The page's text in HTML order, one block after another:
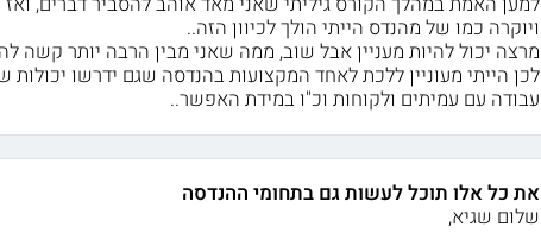
ויוקרה כמו של מהנדס הייתי הולך לכיוון הזה..
מרצה יכול להיות מעניין אבל שוב, ממה שאני מבין הרבה יותר
לכן הייתי מעוניין ללכת לאחד המקצועות בהנדסה שגם ידרשו יכולות
עבודה עם עמיתים ולקוחות וכ"ו במידת האפשר..
את כל אלו תוכל לעשות גם בתחומי ההנדסה
שלום שגיא,